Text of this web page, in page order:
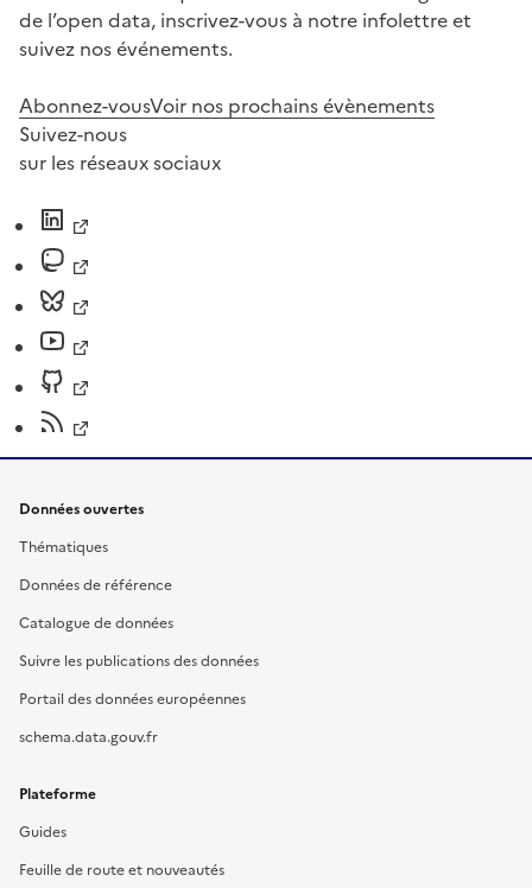
de l’open data, inscrivez-vous à notre infolettre et
suivez nos événements.
Abonnez-vousVoir nos prochains évènements
Suivez-nous
sur les réseaux sociaux
Données ouvertes
Thématiques
Données de référence
Catalogue de données
Suivre les publications des données
Portail des données européennes
schema.data.gouv.fr
Plateforme
Guides
Feuille de route et nouveautés